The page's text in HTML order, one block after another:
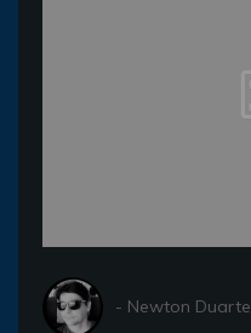
- Newton Duarte